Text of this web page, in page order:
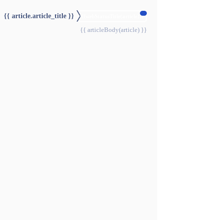
{{webStatusTitle(article)}}
{{ article.article_title }}
{{ articleBody(article) }}